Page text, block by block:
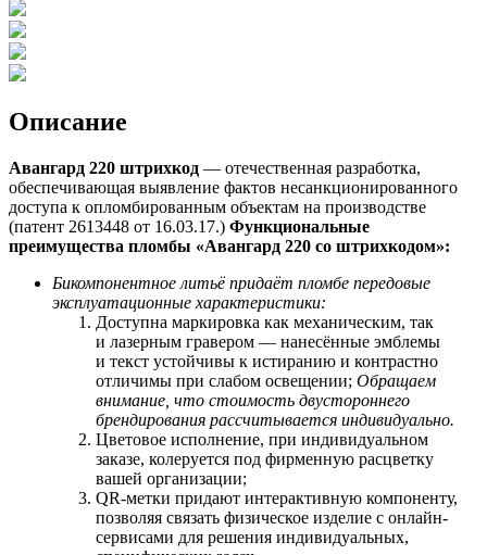
Описание
Авангард 220 штрихкод — отечественная разработка,
обеспечивающая выявление фактов несанкционированного
доступа к опломбированным объектам на производстве
(патент 2613448 от 16.03.17.) Функциональные
преимущества пломбы «Авангард 220 со штрихкодом»:
Бикомпонентное литьё придаёт пломбе передовые
эксплуатационные характеристики:
Доступна маркировка как механическим, так
и лазерным гравером — нанесённые эмблемы
и текст устойчивы к истиранию и контрастно
отличимы при слабом освещении; Обращаем
внимание, что стоимость двустороннего
брендирования рассчитывается индивидуально.
Цветовое исполнение, при индивидуальном
заказе, колеруется под фирменную расцветку
вашей организации;
QR-метки придают интерактивную компоненту,
позволяя связать физическое изделие с онлайн-
сервисами для решения индивидуальных,